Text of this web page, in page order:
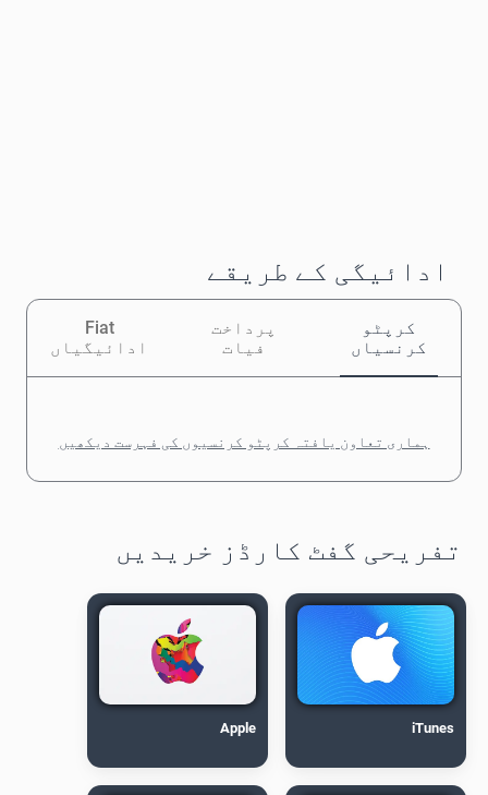
ادائیگی کے طریقے
کرپٹو
کرنسیاں
پرداخت
فیات
Fiat
ادائیگیاں
ہماری تعاون یافتہ کرپٹو کرنسیوں کی فہرست دیکھیں
تفریحی گفٹ کارڈز خریدیں
iTunes
Apple